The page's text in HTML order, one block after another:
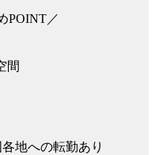
POINT／
間
地への転勤あり